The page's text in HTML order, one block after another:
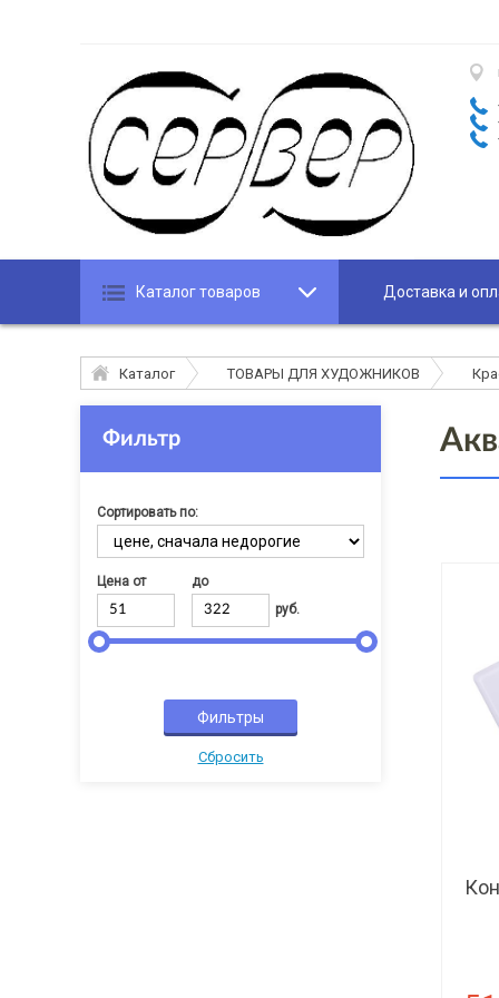
Каталог товаров Доставка и
Каталог ТОВАРЫ ДЛЯ ХУДОЖНИКОВ
Фильтр
Сортировать по:
Цена от
до
руб.
Cбросить